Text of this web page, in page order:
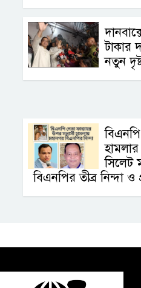
টাকার
নতুন
সিলেট
বিএনপির তীব্র নিন্দা ও